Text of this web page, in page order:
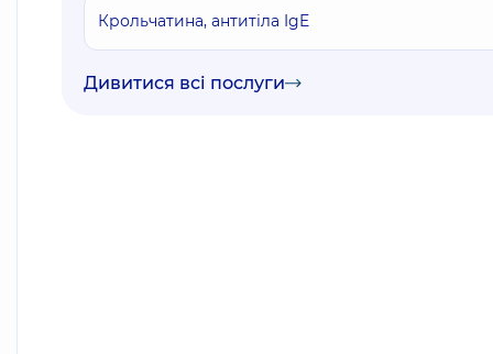
Крольчатина, антитіла IgE
Дивитися всі послуги